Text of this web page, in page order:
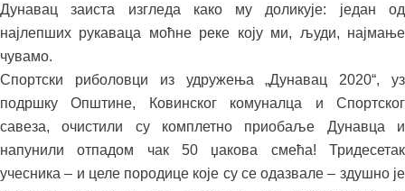
Дунавац заиста изгледа како му доликује: један од
најлепших рукаваца моћне реке коју ми, људи, најмање
чувамо.
Спортски риболовци из удружења „Дунавац 2020“, уз
подршку Општине, Ковинског комуналца и Спортског
савеза, очистили су комплетно приобаље Дунавца и
напунили отпадом чак 50 џакова смећа! Тридесетак
учесника – и целе породице које су се одазвале – здушно је